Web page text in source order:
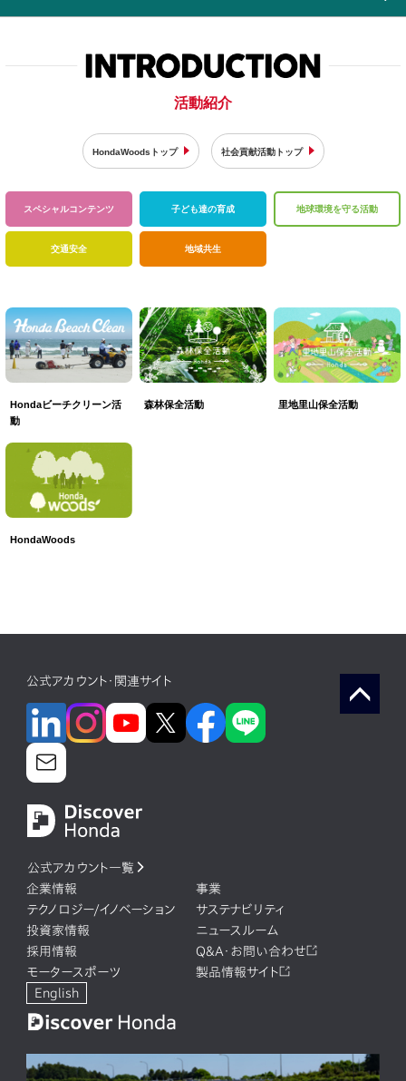
活動紹介
HondaWoodsトップ 社会貢献活動トップ
スペシャルコンテンツ 子ども達の育成 地球環境を守る活動
交通安全 地域共生
Hondaビーチクリーン活
動
森林保全活動 里地里山保全活動
HondaWoods
公式アカウント・関連サイト
公式アカウント一覧
企業情報
事業
テクノロジー/イノベーション
サステナビリティ
投資家情報
ニュースルーム
採用情報
Q&A・お問い合わせ
モータースポーツ
製品情報サイト
English